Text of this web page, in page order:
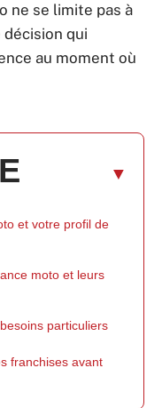
ne se limite pas à
décision qui
au moment où
et votre profil de
moto et leurs
particuliers
franchises avant